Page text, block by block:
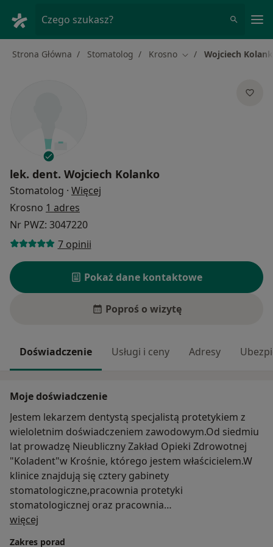
Czego szukasz?
Strona Główna Stomatolog Krosno Zmień miasto
Wojciech
lek. dent. Wojciech Kolanko
Stomatolog · Więcej
Krosno 1 adres
Nr PWZ: 3047220
7 opinii
Pokaż dane kontaktowe
Poproś o wizytę
Doświadczenie Usługi i ceny Adresy
Moje doświadczenie
Jestem lekarzem dentystą specjalistą protetykiem z
wieloletnim doświadczeniem zawodowym.Od siedmiu
lat prowadzę Nieubliczny Zakład Opieki Zdrowotnej
"Koladent"w Krośnie, którego jestem właścicielem.W
klinice znajdują się cztery gabinety
stomatologiczne,pracownia protetyki
stomatologicznej oraz pracownia
radiologii.Zatrudnionych jest 5 lekarzy stomatologów,6
więcej
Zakres porad